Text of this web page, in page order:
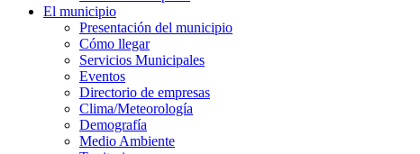
El municipio
Presentación del municipio
Cómo llegar
Servicios Municipales
Eventos
Directorio de empresas
Clima/Meteorología
Demografía
Medio Ambiente